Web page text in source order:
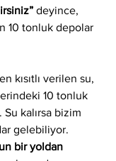
deyince,
10 tonluk depolar
kısıtlı verilen su,
10 tonluk
kalırsa bizim
gelebiliyor.
bir yoldan